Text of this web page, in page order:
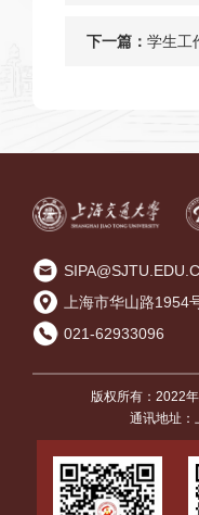
下一篇： 学生工
上海市华山路1954
021-62933096
版权所有：2022
通讯地址：